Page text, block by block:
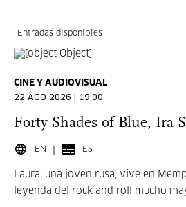
Entradas disponibles
CINE Y AUDIOVISUAL
22 AGO 2026 | 19:00
Forty Shades of Blue, Ira
EN ES
Laura, una joven rusa, vive en
leyenda del rock and roll mucho